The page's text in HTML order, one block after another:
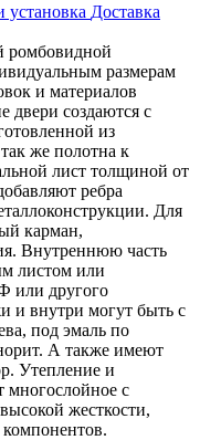
установка Доставка
ромбовидной
размерам
и материалов
двери создаются с
из
же полотна к
лист толщиной от
ребра
Для
карман,
Внутреннюю часть
листом или
или другого
и внутри могут быть с
под эмаль по
А также имеют
Утепление и
многослойное с
жесткости,